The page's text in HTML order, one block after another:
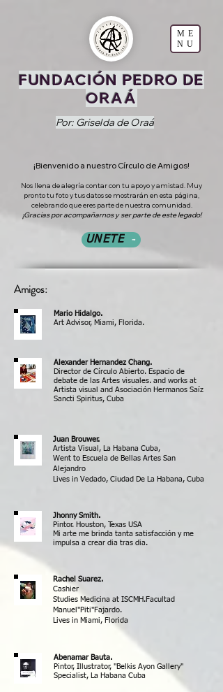
ME
NU
FUNDACIÓN PEDRO DE
ORAÁ
Por: Griselda de Oraá
¡Bienvenido a nuestro Círculo de Amigos!
Nos llena de alegría contar con tu apoyo y amistad. Muy
pronto tu foto y tus datos se mostrarán en esta página,
celebrando que eres parte de nuestra comunidad.
¡Gracias por acompañarnos y ser parte de este legado!
UNETE
Amigos:
Mario Hidalgo.
Art Advisor, Miami, Florida.
Alexander Hernandez Chang.
Director de Círculo Abierto. Espacio de
debate de las Artes visuales. and works at
Artista visual and Asociación Hermanos Saíz
Sancti Spiritus, Cuba
Juan Brouwer.
Artista Visual, La Habana Cuba,
Went to Escuela de Bellas Artes San
Alejandro
Lives in Vedado, Ciudad De La Habana, Cuba
Jhonny Smith.
Pintor. Houston, Texas USA
Mi arte me brinda tanta satisfacción y me
impulsa a crear dia tras dia.
Rachel Suarez.
Cashier
Studies Medicina at ISCMH.Facultad
Manuel"Piti"Fajardo.
Lives in Miami, Florida
Abenamar Bauta.
Pintor, Illustrator, "Belkis Ayon Gallery"
Specialist, La Habana Cuba